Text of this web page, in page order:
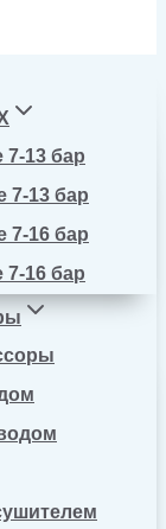
7-13 бар
7-13 бар
7-16 бар
7-16 бар